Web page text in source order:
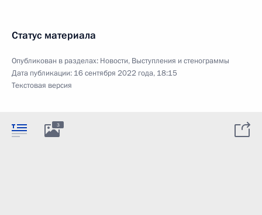
Статус материала
Опубликован в разделах: Новости, Выступления и стенограммы
Дата публикации: 16 сентября 2022 года, 18:15
Текстовая версия
3